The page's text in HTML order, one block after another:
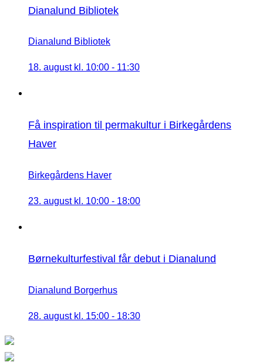
Dianalund Bibliotek
Dianalund Bibliotek
18. august kl. 10:00 - 11:30
Få inspiration til permakultur i Birkegårdens
Haver
Birkegårdens Haver
23. august kl. 10:00 - 18:00
Børnekulturfestival får debut i Dianalund
Dianalund Borgerhus
28. august kl. 15:00 - 18:30